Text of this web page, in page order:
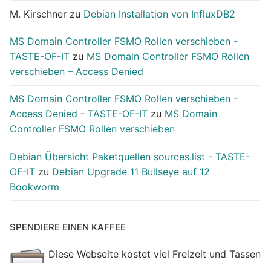
M. Kirschner zu Debian Installation von InfluxDB2
MS Domain Controller FSMO Rollen verschieben -
TASTE-OF-IT zu MS Domain Controller FSMO Rollen
verschieben – Access Denied
MS Domain Controller FSMO Rollen verschieben -
Access Denied - TASTE-OF-IT zu MS Domain
Controller FSMO Rollen verschieben
Debian Übersicht Paketquellen sources.list - TASTE-
OF-IT zu Debian Upgrade 11 Bullseye auf 12
Bookworm
SPENDIERE EINEN KAFFEE
Diese Webseite kostet viel Freizeit und Tassen